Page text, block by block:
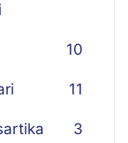
10
11
3